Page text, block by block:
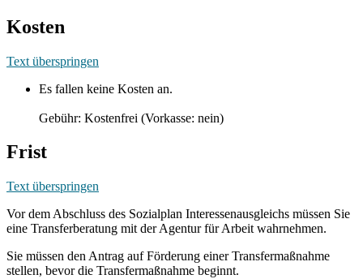
Kosten
Text überspringen
Es fallen keine Kosten an.
Gebühr: Kostenfrei (Vorkasse: nein)
Frist
Text überspringen
Vor dem Abschluss des Sozialplan Interessenausgleichs müssen Sie
eine Transferberatung mit der Agentur für Arbeit wahrnehmen.
Sie müssen den Antrag auf Förderung einer Transfermaßnahme
stellen, bevor die Transfermaßnahme beginnt.